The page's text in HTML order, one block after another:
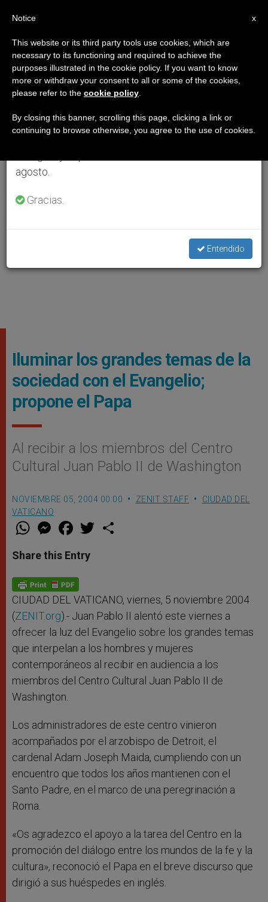
Iluminar los grandes temas de la
sociedad con el Evangelio;
propone el Papa
Al recibir a los miembros del Centro
Cultural Juan Pablo II de Washington
NOVIEMBRE 05, 2004 00:00 ZENIT STAFF
CIUDAD DEL
VATICANO
W
t
s
p
p
M
e
s
e
g
e
r
F
a
e
b
o
k
w
Share this Entry
CIUDAD DEL VATICANO, viernes, 5 noviembre 2004
(ZENIT.org).- Juan Pablo II alentó este viernes a
ofrecer la luz del Evangelio sobre los grandes temas
que interpelan a los hombres y mujeres
contemporáneos al recibir en audiencia a los
miembros del Centro Cultural Juan Pablo II de
Washington.
Los administradores de este centro vinieron
acompañados por el arzobispo de Detroit, el
cardenal Adam Joseph Maida, cumpliendo con un
encuentro que todos los años mantienen con el
Santo Padre, en el marco de una peregrinación a
Roma.
«Os agradezco el apoyo a la tarea del Centro en la
promoción del diálogo entre los mundos de la fe y la
cultura», reconoció el Papa en el breve discurso que
dirigió a sus huéspedes en inglés.
×
Aviso importante
Del 27 de julio al 7 de agosto haremos la pausa
anual, aprovechando que en el periodo de verano
se generan menos informaciones y también el
agosto.
Gracias.
Entendido
x
Notice
This website or its third party tools use cookies, which are
necessary to its functioning and required to achieve the
purposes illustrated in the cookie policy. If you want to know
more or withdraw your consent to all or some of the cookies,
please refer to the cookie policy
By closing this banner, scrolling this page, clicking a link or
continuing to browse otherwise, you agree to the use of cookies.